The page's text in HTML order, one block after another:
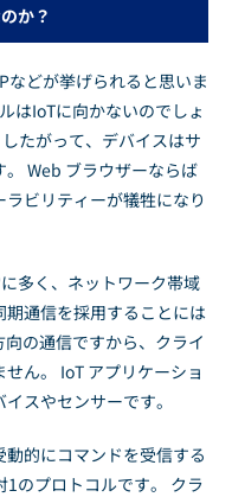
か？
などが挙げられると思いま
はIoTに向かないのでしょ
たがって、デバイスはサ
Web ブラウザーならば
ビリティーが犠牲になり
多く、ネットワーク帯域
通信を採用することには
の通信ですから、クライ
ん。 IoT アプリケーショ
スやセンサーです。
的にコマンドを受信する
1のプロトコルです。 クラ